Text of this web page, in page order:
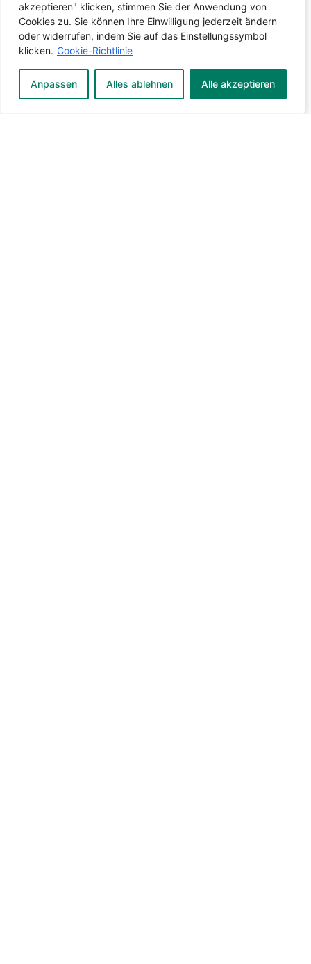
akzeptieren" klicken, stimmen Sie der Anwendung von
Cookies zu. Sie können Ihre Einwilligung jederzeit ändern
oder widerrufen, indem Sie auf das Einstellungssymbol
klicken. Cookie-Richtlinie
Anpassen Alles ablehnen Alle akzeptieren